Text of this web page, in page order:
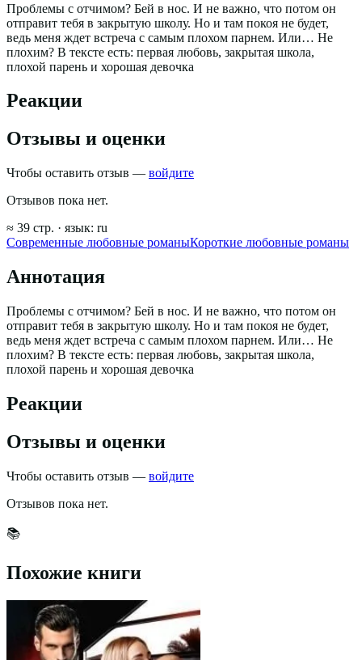
Проблемы с отчимом? Бей в нос. И не важно, что потом он
отправит тебя в закрытую школу. Но и там покоя не будет,
ведь меня ждет встреча с самым плохом парнем. Или… Не
плохим? В тексте есть: первая любовь, закрытая школа,
плохой парень и хорошая девочка
Реакции
Отзывы и оценки
Чтобы оставить отзыв — войдите
Отзывов пока нет.
≈ 39 стр. · язык: ru
Современные любовные романыКороткие любовные романы
Аннотация
Проблемы с отчимом? Бей в нос. И не важно, что потом он
отправит тебя в закрытую школу. Но и там покоя не будет,
ведь меня ждет встреча с самым плохом парнем. Или… Не
плохим? В тексте есть: первая любовь, закрытая школа,
плохой парень и хорошая девочка
Реакции
Отзывы и оценки
Чтобы оставить отзыв — войдите
Отзывов пока нет.
📚
Похожие книги